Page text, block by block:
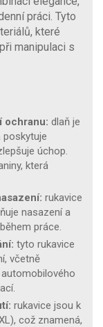
práci. Tyto
které
manipulaci s
ochranu: dlaň je
poskytuje
úchop.
která
rukavice
nasazení a
práce.
tyto rukavice
včetně
rukavice jsou k
což znamená,